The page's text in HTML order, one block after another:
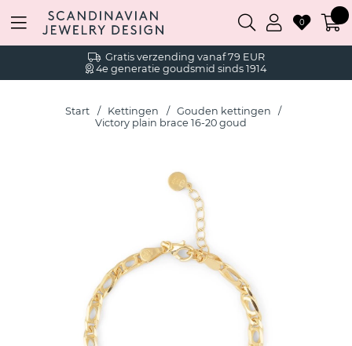
Gratis verzending vanaf 79 EUR
4e generatie goudsmid sinds 1914
0
Start Kettingen
Gouden kettingen
Victory plain brace 16-20 goud